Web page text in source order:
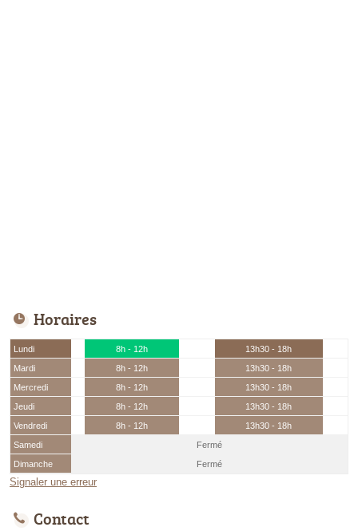
Horaires
Lundi 8h - 12h
13h30 - 18h
Mardi
8h - 12h
13h30 - 18h
Mercredi
8h - 12h
13h30 - 18h
Jeudi
8h - 12h
13h30 - 18h
Vendredi
8h - 12h
13h30 - 18h
Samedi
Fermé
Dimanche
Fermé
Signaler une erreur
Contact